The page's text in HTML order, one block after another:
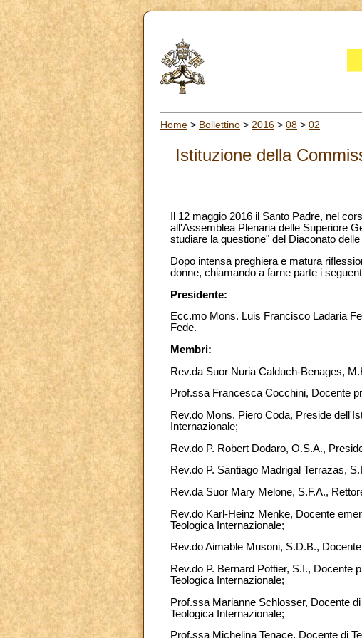
Home > Bollettino > 2016 > 08 > 02
Istituzione della
Il 12 maggio 2016 il Santo Padre, nel
all'Assemblea Plenaria delle Superiore
studiare la questione" del Diaconato
Dopo intensa preghiera e matura
donne, chiamando a farne parte i
Presidente:
Ecc.mo Mons. Luis Francisco Ladaria
Fede.
Membri:
Rev.da Suor Nuria Calduch-Benages,
Prof.ssa Francesca Cocchini, Docente
Rev.do Mons. Piero Coda, Preside
Internazionale;
Rev.do P. Robert Dodaro, O.S.A.,
Rev.do P. Santiago Madrigal Terrazas,
Rev.da Suor Mary Melone, S.F.A.,
Rev.do Karl-Heinz Menke, Docente
Teologica Internazionale;
Rev.do Aimable Musoni, S.D.B.,
Rev.do P. Bernard Pottier, S.I.,
Teologica Internazionale;
Prof.ssa Marianne Schlosser, Docente
Teologica Internazionale;
Prof.ssa Michelina Tenace, Docente di